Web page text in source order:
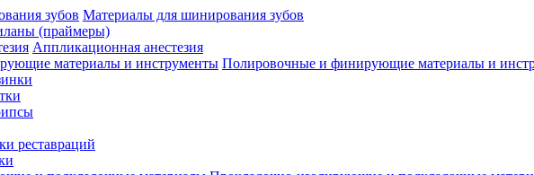
Материалы для шинирования зубов
(праймеры)
Аппликационная анестезия
Полировочные и финирующие материалы и
реставраций